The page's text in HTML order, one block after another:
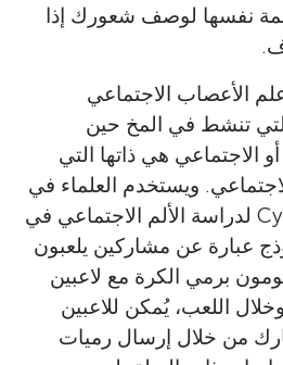
نفسها لوصف شعورك إذا
الأعصاب الاجتماعي
تنشط في المخ حين
الاجتماعي هي ذاتها التي
ويستخدم العلماء في
الغالب نموذج Cyberball لدراسة الألم الاجتماعي في
عبارة عن مشاركين يلعبون
برمي الكرة مع لاعبين
اللعب، يُمكن للاعبين
من خلال إرسال رميات